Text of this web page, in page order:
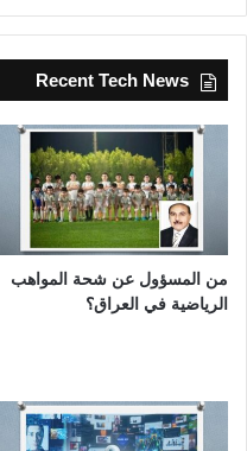
Recent Tech News
من المسؤول عن شحة المواهب
الرياضية في العراق؟